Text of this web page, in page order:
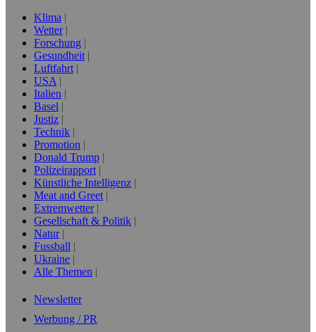
Klima
Wetter
Forschung
Gesundheit
Luftfahrt
USA
Italien
Basel
Justiz
Technik
Promotion
Donald Trump
Polizeirapport
Künstliche Intelligenz
Meat and Greet
Extremwetter
Gesellschaft & Politik
Natur
Fussball
Ukraine
Alle Themen
Newsletter
Werbung / PR